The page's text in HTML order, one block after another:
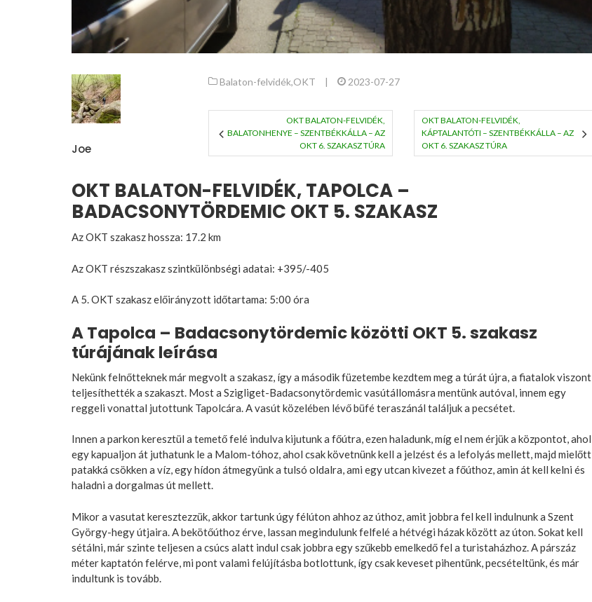
Joe
Balaton-felvidék,OKT | 2023-07-27
OKT BALATON-FELVIDÉK,
BALATONHENYE – SZENTBÉKKÁLLA – AZ
OKT 6. SZAKASZ TÚRA
OKT BALATON-FELVIDÉK,
KÁPTALANTÓTI – SZENTBÉKKÁLLA – AZ
OKT 6. SZAKASZ TÚRA
OKT BALATON-FELVIDÉK, TAPOLCA –
BADACSONYTÖRDEMIC OKT 5. SZAKASZ
Az OKT szakasz hossza: 17.2 km
Az OKT részszakasz szintkülönbségi adatai: +395/-405
A 5. OKT szakasz előirányzott időtartama: 5:00 óra
A Tapolca – Badacsonytördemic közötti OKT 5. szakasz
túrájának leírása
Nekünk felnőtteknek már megvolt a szakasz, így a második füzetembe kezdtem meg a túrát újra, a fiatalok viszont
teljesíthették a szakaszt. Most a Szigliget-Badacsonytördemic vasútállomásra mentünk autóval, innem egy
reggeli vonattal jutottunk Tapolcára. A vasút közelében lévő büfé teraszánál találjuk a pecsétet.
Innen a parkon keresztül a temető felé indulva kijutunk a főútra, ezen haladunk, míg el nem érjük a központot, ahol
egy kapualjon át juthatunk le a Malom-tóhoz, ahol csak követnünk kell a jelzést és a lefolyás mellett, majd mielőtt
patakká csökken a víz, egy hídon átmegyünk a tulsó oldalra, ami egy utcan kivezet a főúthoz, amin át kell kelni és
haladni a dorgalmas út mellett.
Mikor a vasutat keresztezzük, akkor tartunk úgy félúton ahhoz az úthoz, amit jobbra fel kell indulnunk a Szent
György-hegy útjaira. A bekötőúthoz érve, lassan megindulunk felfelé a hétvégi házak között az úton. Sokat kell
sétálni, már szinte teljesen a csúcs alatt indul csak jobbra egy szűkebb emelkedő fel a turistaházhoz. A párszáz
méter kaptatón felérve, mi pont valami felújításba botlottunk, így csak keveset pihentünk, pecsételtünk, és már
indultunk is tovább.